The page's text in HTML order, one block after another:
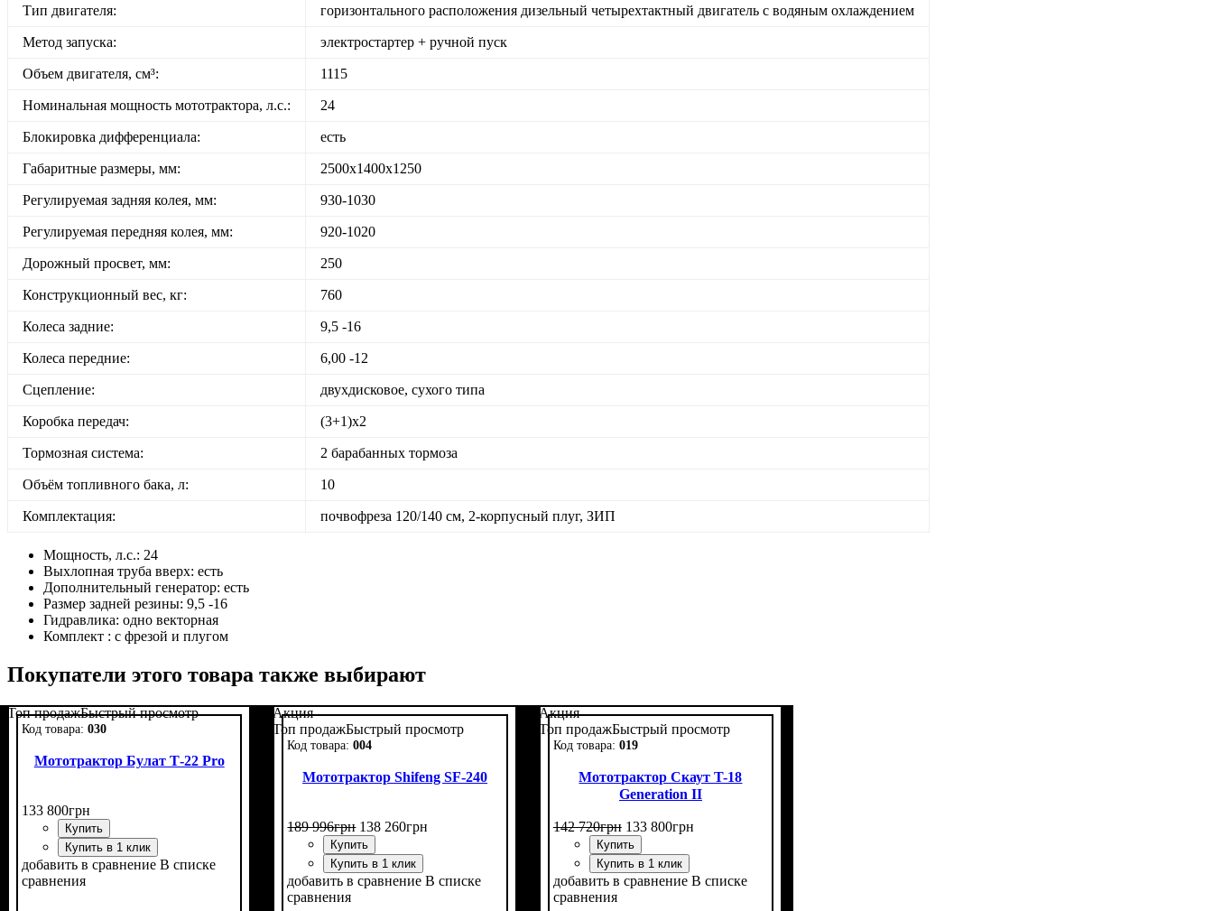
Тип двигателя: горизонтального расположения дизельный четырехтактный двигатель с водяным охлаждением
Метод запуска: электростартер + ручной пуск
Объем двигателя, см³: 1115
Номинальная мощность мототрактора, л.с.: 24
Блокировка дифференциала: есть
Габаритные размеры, мм: 2500х1400х1250
Регулируемая задняя колея, мм: 930-1030
Регулируемая передняя колея, мм: 920-1020
Дорожный просвет, мм: 250
Конструкционный вес, кг: 760
Колеса задние: 9,5 -16
Колеса передние: 6,00 -12
Сцепление: двухдисковое, сухого типа
Коробка передач: (3+1)х2
Тормозная система: 2 барабанных тормоза
Объём топливного бака, л: 10
Комплектация: почвофреза 120/140 см, 2-корпусный плуг, ЗИП
Мощность, л.с.: 24
Выхлопная труба вверх: есть
Дополнительный генератор: есть
Размер задней резины: 9,5 -16
Гидравлика: одно векторная
Комплект : с фрезой и плугом
Покупатели этого товара также выбирают
Топ продажБыстрый просмотр
030
Мототрактор Булат Т-22 Pro
133 800грн
Купить
Купить в 1 клик
добавить в сравнение В списке
сравнения
Акция
Топ продажБыстрый просмотр
004
Мототрактор Shifeng SF-240
189 996грн 138 260грн
Купить
Купить в 1 клик
добавить в сравнение В списке
сравнения
Акция
Топ продажБыстрый просмотр
019
Мототрактор Скаут T-18
Generation II
142 720грн 133 800грн
Купить
Купить в 1 клик
добавить в сравнение В списке
сравнения